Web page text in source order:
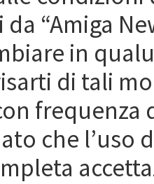
“Amiga
in
di tali
frequenza
che l’uso